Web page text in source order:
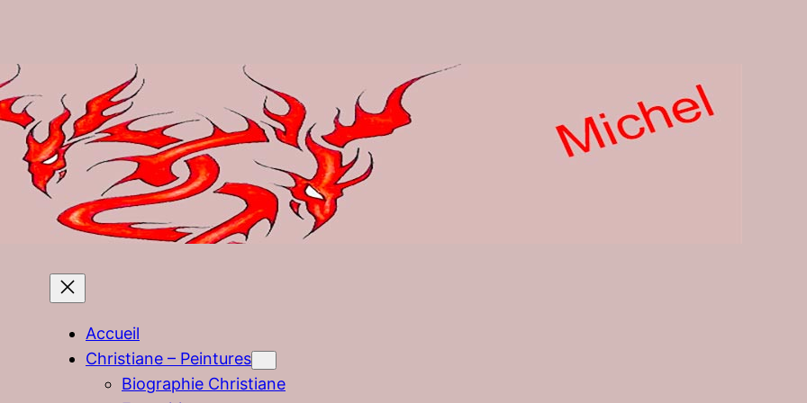
Accueil
Christiane – Peintures
Biographie Christiane